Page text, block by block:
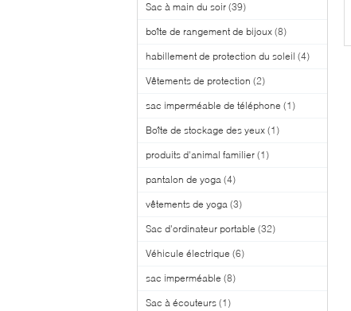
Sac à main du soir (39)
boîte de rangement de bijoux (8)
habillement de protection du soleil (4)
Vêtements de protection (2)
sac imperméable de téléphone (1)
Boîte de stockage des yeux (1)
produits d'animal familier (1)
pantalon de yoga (4)
vêtements de yoga (3)
Sac d'ordinateur portable (32)
Véhicule électrique (6)
sac imperméable (8)
Sac à écouteurs (1)